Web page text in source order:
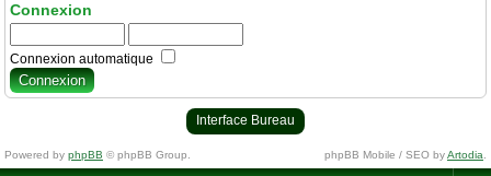
Connexion
Connexion automatique
Interface Bureau
Powered by phpBB © phpBB Group. phpBB Mobile / SEO byArtodia